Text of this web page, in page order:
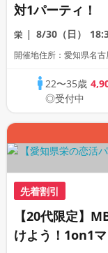
対1パーティ！
栄 8/30（日）
開催地住所：愛知県名
22〜35歳
◎受付中
先着割引
【20代限定】
けよう！1on1